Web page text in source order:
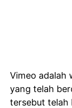
Vimeo adalah
yang telah
tersebut telah